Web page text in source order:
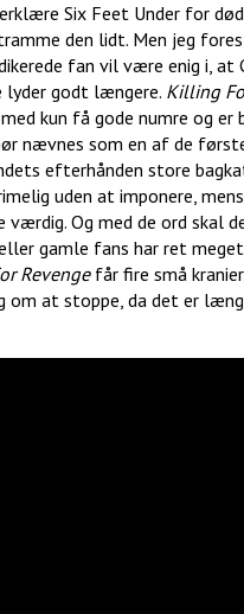
Six Feet Under for
den lidt. Men jeg
fan vil være enig i, at
lyder godt længere. Killing
kun få gode numre og er
nævnes som en af de
efterhånden store
uden at imponere,
værdig. Og med de ord skal
gamle fans har ret
Revengefår fire små
om at stoppe, da det er